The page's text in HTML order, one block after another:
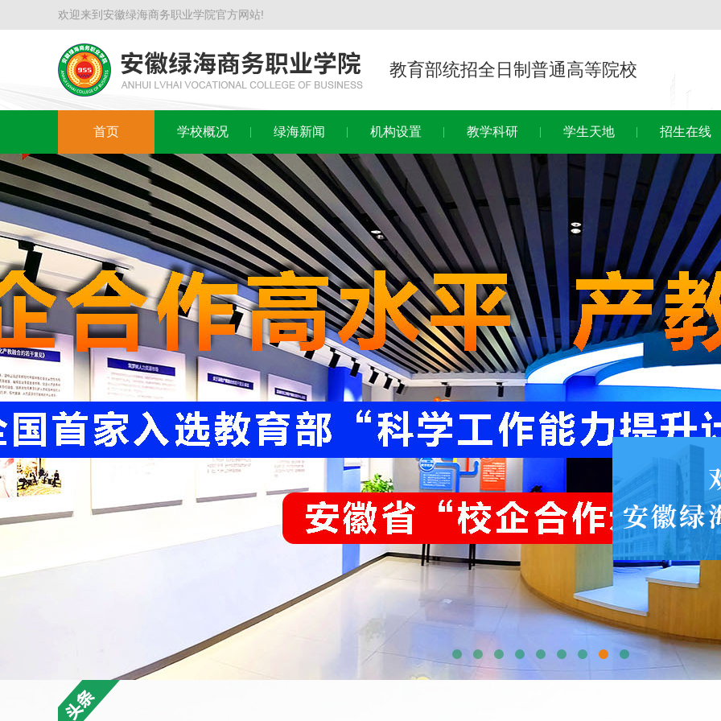
欢迎来到安徽绿海商务职业学院官方网站!
教育部统招全日制普通高等院校
首页 学校概况 绿海新闻 机构设置 教学科研 学生天地 招生在线